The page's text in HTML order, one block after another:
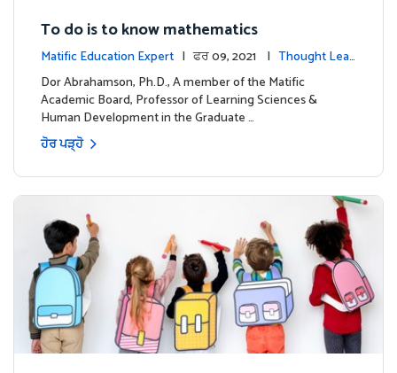
To do is to know mathematics
Matific Education Expert | ਫਰ 09, 2021 | Thought Lead
ership
Dor Abrahamson, Ph.D., A member of the Matific
Academic Board, Professor of Learning Sciences &
Human Development in the Graduate …
ਹੋਰ ਪੜ੍ਹੋ